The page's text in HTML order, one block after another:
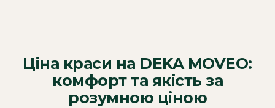
Ціна краси на DEKA MOVEO:
комфорт та якість за
розумною ціною